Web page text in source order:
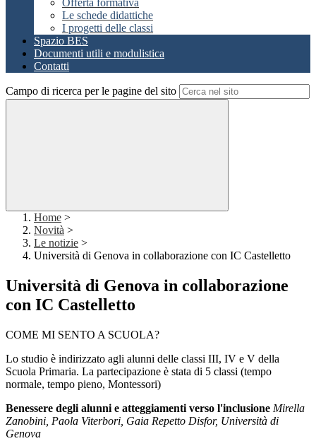
Offerta formativa
Le schede didattiche
I progetti delle classi
Spazio BES
Documenti utili e modulistica
Contatti
Campo di ricerca per le pagine del sito
Home >
Novità >
Le notizie >
Università di Genova in collaborazione con IC Castelletto
Università di Genova in collaborazione
con IC Castelletto
COME MI SENTO A SCUOLA?
Lo studio è indirizzato agli alunni delle classi III, IV e V della
Scuola Primaria. La partecipazione è stata di 5 classi (tempo
normale, tempo pieno, Montessori)
Benessere degli alunni e atteggiamenti verso l'inclusione Mirella
Zanobini, Paola Viterbori, Gaia Repetto Disfor, Università di
Genova